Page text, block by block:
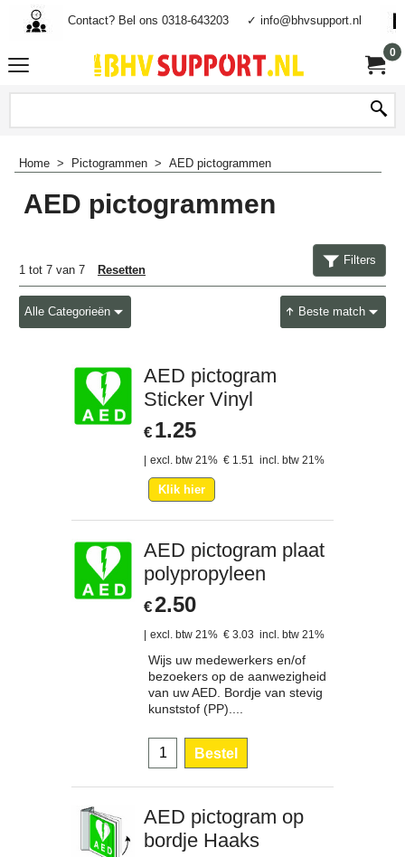
Contact? Bel ons 0318-643203 ✓ info@bhvsupport.nl
0
Home > Pictogrammen > AED pictogrammen
AED pictogrammen
1 tot 7 van 7 Resetten
Filters
Alle Categorieën Beste match
AED pictogram
Sticker Vinyl
€ 1.25
excl. btw 21% € 1.51 incl. btw 21%
Klik hier
AED pictogram plaat
polypropyleen
€2.50
excl. btw 21% € 3.03 incl. btw 21%
Wijs uw medewerkers en/of
bezoekers op de aanwezigheid
van uw AED. Bordje van stevig
kunststof (PP)....
Bestel
AED pictogram op
bordje Haaks